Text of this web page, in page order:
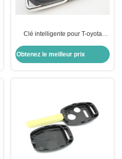
Clé intelligente pour T-oyota
télécommande intelligente
434MHZ
Obtenez le meilleur prix